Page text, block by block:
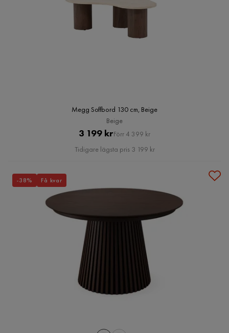
Megg Soffbord 130 cm, Beige
Beige
Pris
3 199 krOriginal
Pris
Förr 4 399 kr
Tidigare lägsta pris 3 199 kr
-38% Få kvar